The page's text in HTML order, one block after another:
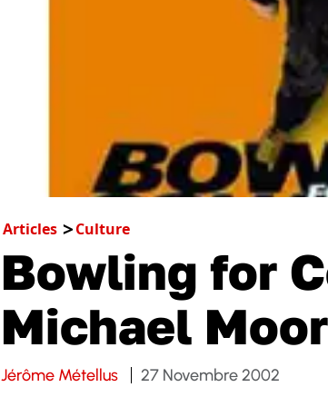
Articles Culture
Bowling for
Michael
Jérôme Métellus 27 Novembre 2002